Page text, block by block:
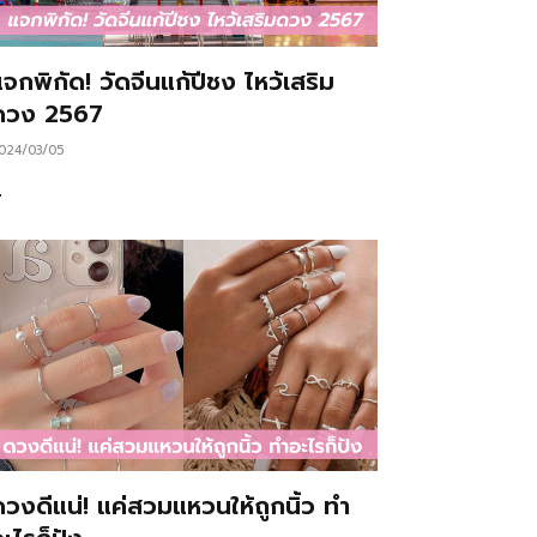
กพิกัด! วัดจีนแก้ปีชง ไหว้เสริม
ง 2567
03/05
งดีแน่! แค่สวมแหวนให้ถูกนิ้ว ทำ